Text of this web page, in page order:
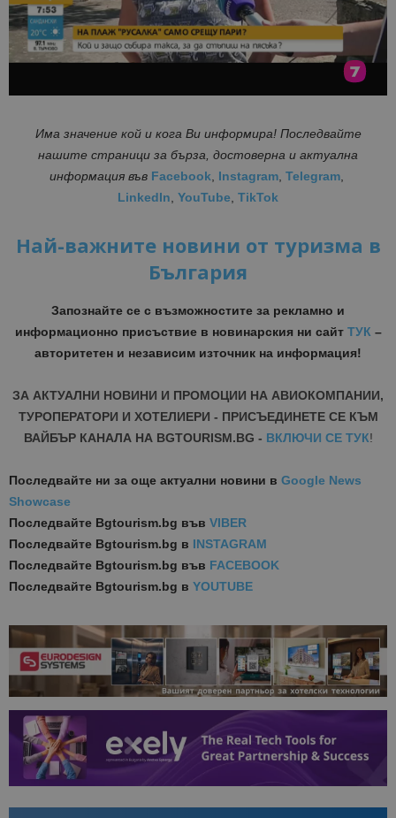
Има значение кой и кога Ви информира! Последвайте
нашите страници за бърза, достоверна и актуална
информация във Facebook, Instagram, Telegram,
LinkedIn, YouTube, TikTok
Най-важните новини от туризма в
България
Запознайте се с възможностите за рекламно и
информационно присъствие в новинарския ни сайт ТУК–
авторитетен и независим източник на информация!
ЗА АКТУАЛНИ НОВИНИ И ПРОМОЦИИ НА АВИОКОМПАНИИ,
ТУРОПЕРАТОРИ И ХОТЕЛИЕРИ - ПРИСЪЕДИНЕТЕ СЕ КЪМ
ВАЙБЪР КАНАЛА НА BGTOURISM.BG - ВКЛЮЧИ СЕ ТУК!
Последвайте ни за още актуални новини в Google News
Showcase
Последвайте Bgtourism.bg във VIBER
Последвайте Bgtourism.bg в INSTAGRAM
Последвайте Bgtourism.bg във FACEBOOK
Последвайте Bgtourism.bg в YOUTUBE